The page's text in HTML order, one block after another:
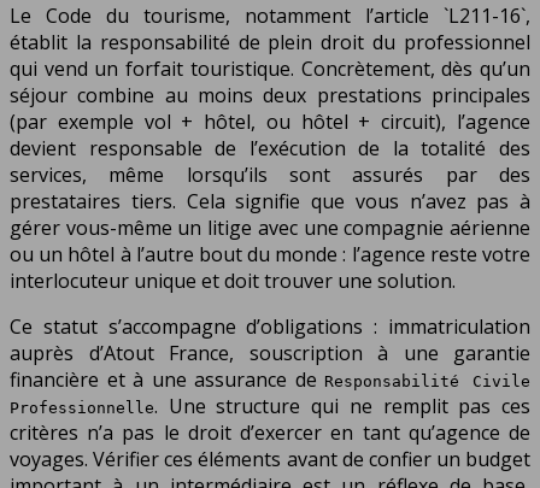
Le Code du tourisme, notamment l’article `L211-16`,
établit la responsabilité de plein droit du professionnel
qui vend un forfait touristique. Concrètement, dès qu’un
séjour combine au moins deux prestations principales
(par exemple vol + hôtel, ou hôtel + circuit), l’agence
devient responsable de l’exécution de la totalité des
services, même lorsqu’ils sont assurés par des
prestataires tiers. Cela signifie que vous n’avez pas à
gérer vous-même un litige avec une compagnie aérienne
ou un hôtel à l’autre bout du monde : l’agence reste votre
interlocuteur unique et doit trouver une solution.
Ce statut s’accompagne d’obligations : immatriculation
auprès d’Atout France, souscription à une garantie
financière et à une assurance de Responsabilité Civile
Professionnelle. Une structure qui ne remplit pas ces
critères n’a pas le droit d’exercer en tant qu’agence de
voyages. Vérifier ces éléments avant de confier un budget